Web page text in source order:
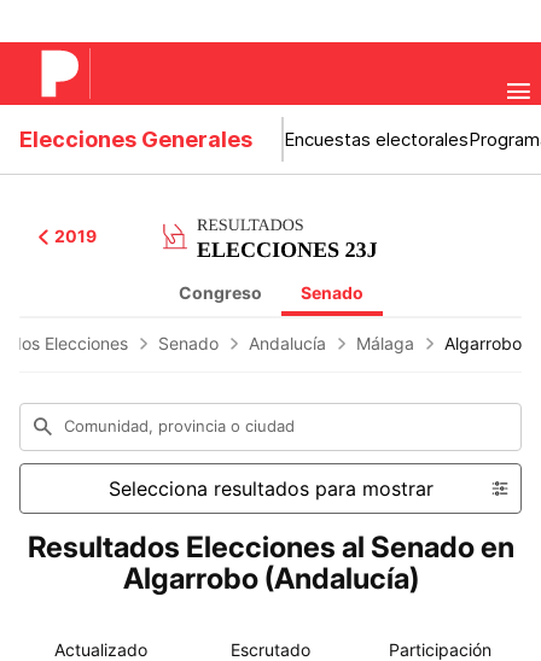
Elecciones Generales Encuestas electorales
2019
Congreso Senado
Elecciones Senado Andalucía Málaga Algarrobo
Comunidad, provincia o ciudad
Selecciona resultados para mostrar
Resultados Elecciones al Senado en
Algarrobo (Andalucía)
Actualizado
Escrutado
Participación